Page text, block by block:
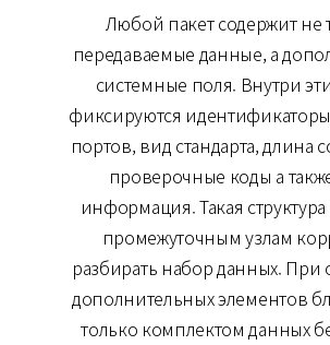
Любой пакет содержит не
передаваемые данные, а
системные поля. Внутри
фиксируются
портов, вид стандарта, длина
проверочные коды а
информация. Такая
промежуточным узлам
разбирать набор данных. При
дополнительных элементов
только комплектом данных